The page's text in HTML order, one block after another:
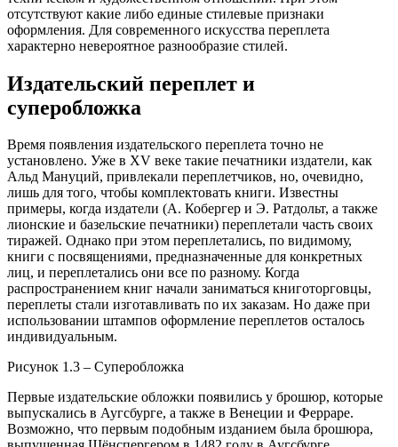
отсутствуют какие либо единые стилевые признаки
оформления. Для современного искусства переплета
характерно невероятное разнообразие стилей.
Издательский переплет и
суперобложка
Время появления издательского переплета точно не
установлено. Уже в XV веке такие печатники издатели, как
Альд Мануций, привлекали переплетчиков, но, очевидно,
лишь для того, чтобы комплектовать книги. Известны
примеры, когда издатели (А. Кобергер и Э. Ратдольт, а также
лионские и базельские печатники) переплетали часть своих
тиражей. Однако при этом переплетались, по видимому,
книги с посвящениями, предназначенные для конкретных
лиц, и переплетались они все по разному. Когда
распространением книг начали заниматься книготорговцы,
переплеты стали изготавливать по их заказам. Но даже при
использовании штампов оформление переплетов осталось
индивидуальным.
Рисунок 1.3 – Суперобложка
Первые издательские обложки появились у брошюр, которые
выпускались в Аугсбурге, а также в Венеции и Ферраре.
Возможно, что первым подобным изданием была брошюра,